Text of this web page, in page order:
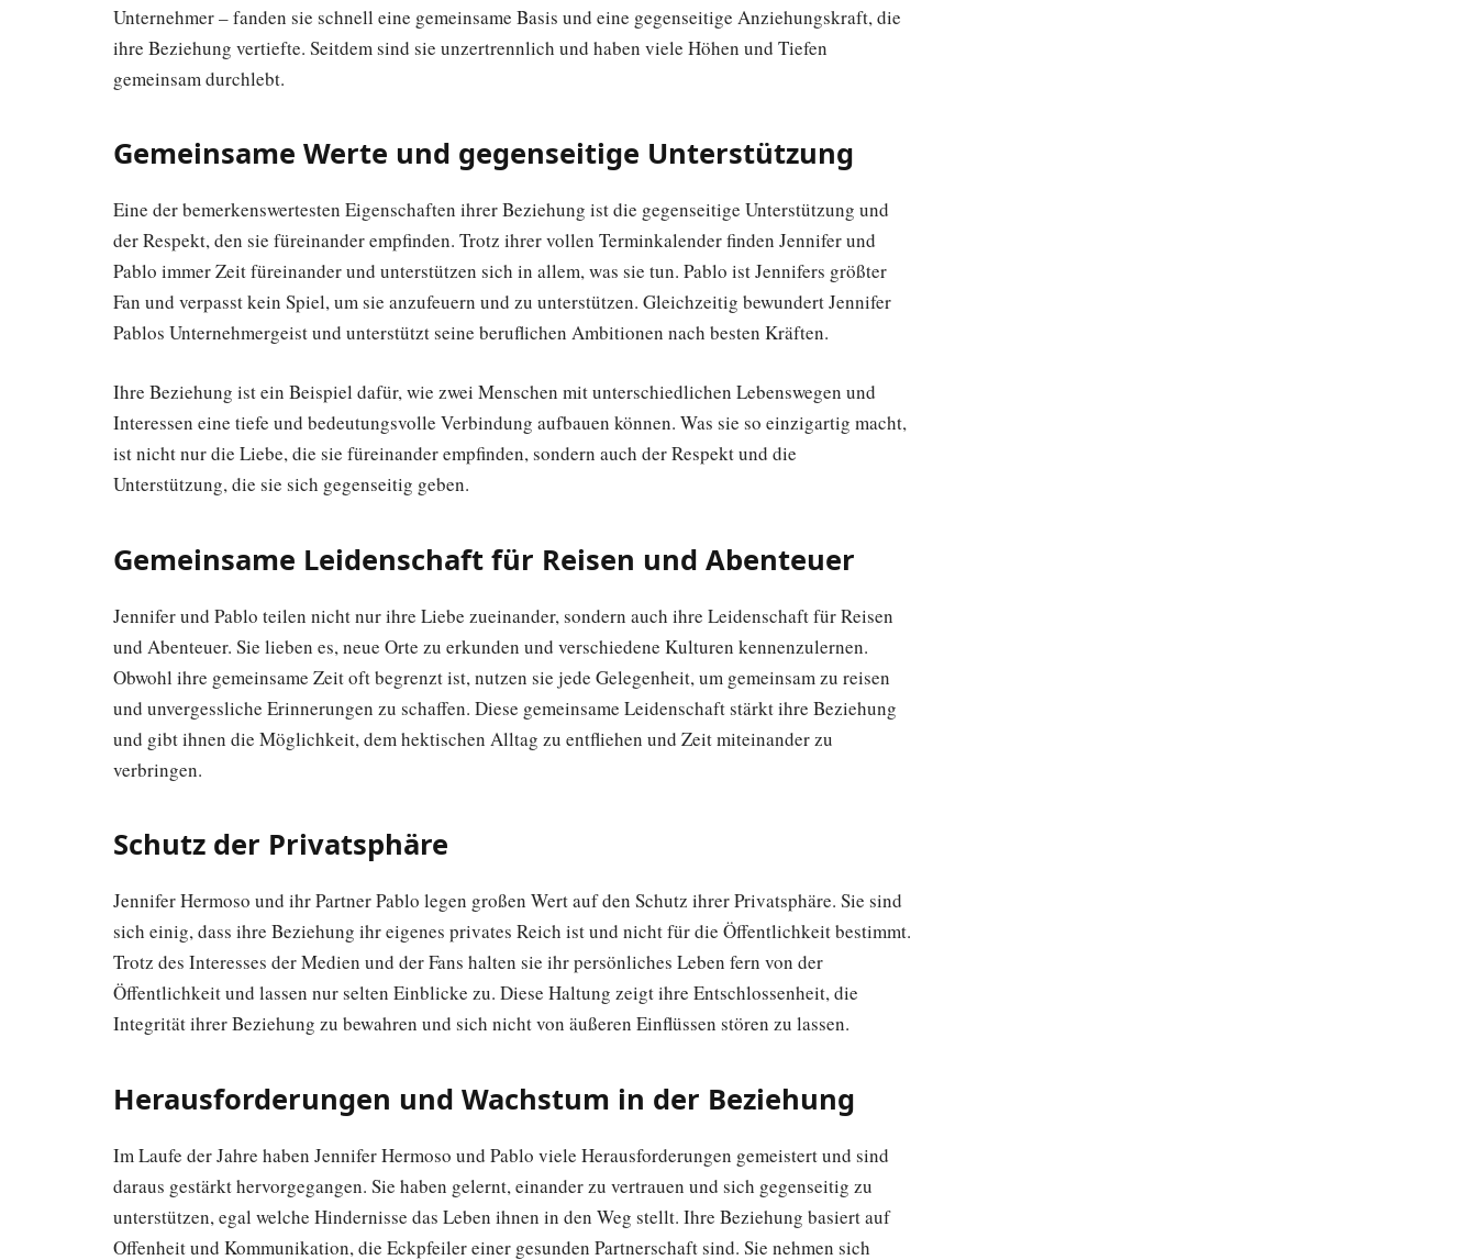
Unternehmer – fanden sie schnell eine gemeinsame Basis und eine gegenseitige Anziehungskraft, die
ihre Beziehung vertiefte. Seitdem sind sie unzertrennlich und haben viele Höhen und Tiefen
gemeinsam durchlebt.
Gemeinsame Werte und gegenseitige Unterstützung
Eine der bemerkenswertesten Eigenschaften ihrer Beziehung ist die gegenseitige Unterstützung und
der Respekt, den sie füreinander empfinden. Trotz ihrer vollen Terminkalender finden Jennifer und
Pablo immer Zeit füreinander und unterstützen sich in allem, was sie tun. Pablo ist Jennifers größter
Fan und verpasst kein Spiel, um sie anzufeuern und zu unterstützen. Gleichzeitig bewundert Jennifer
Pablos Unternehmergeist und unterstützt seine beruflichen Ambitionen nach besten Kräften.
Ihre Beziehung ist ein Beispiel dafür, wie zwei Menschen mit unterschiedlichen Lebenswegen und
Interessen eine tiefe und bedeutungsvolle Verbindung aufbauen können. Was sie so einzigartig macht,
ist nicht nur die Liebe, die sie füreinander empfinden, sondern auch der Respekt und die
Unterstützung, die sie sich gegenseitig geben.
Gemeinsame Leidenschaft für Reisen und Abenteuer
Jennifer und Pablo teilen nicht nur ihre Liebe zueinander, sondern auch ihre Leidenschaft für Reisen
und Abenteuer. Sie lieben es, neue Orte zu erkunden und verschiedene Kulturen kennenzulernen.
Obwohl ihre gemeinsame Zeit oft begrenzt ist, nutzen sie jede Gelegenheit, um gemeinsam zu reisen
und unvergessliche Erinnerungen zu schaffen. Diese gemeinsame Leidenschaft stärkt ihre Beziehung
und gibt ihnen die Möglichkeit, dem hektischen Alltag zu entfliehen und Zeit miteinander zu
verbringen.
Schutz der Privatsphäre
Jennifer Hermoso und ihr Partner Pablo legen großen Wert auf den Schutz ihrer Privatsphäre. Sie sind
sich einig, dass ihre Beziehung ihr eigenes privates Reich ist und nicht für die Öffentlichkeit bestimmt.
Trotz des Interesses der Medien und der Fans halten sie ihr persönliches Leben fern von der
Öffentlichkeit und lassen nur selten Einblicke zu. Diese Haltung zeigt ihre Entschlossenheit, die
Integrität ihrer Beziehung zu bewahren und sich nicht von äußeren Einflüssen stören zu lassen.
Herausforderungen und Wachstum in der Beziehung
Im Laufe der Jahre haben Jennifer Hermoso und Pablo viele Herausforderungen gemeistert und sind
daraus gestärkt hervorgegangen. Sie haben gelernt, einander zu vertrauen und sich gegenseitig zu
unterstützen, egal welche Hindernisse das Leben ihnen in den Weg stellt. Ihre Beziehung basiert auf
Offenheit und Kommunikation, die Eckpfeiler einer gesunden Partnerschaft sind. Sie nehmen sich